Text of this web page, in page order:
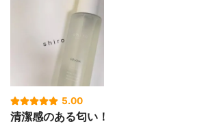
5.00
清潔感のある匂い！